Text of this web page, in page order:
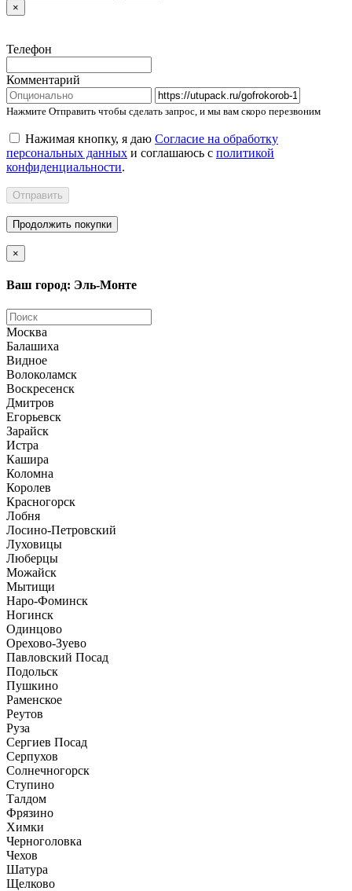
×
Телефон
Комментарий
Нажмите Отправить чтобы сделать запрос, и мы вам скоро перезвоним
Нажимая кнопку, я даю Согласие на обработку
персональных данных и соглашаюсь с политикой
конфиденциальности.
Отправить
Продолжить покупки
×
Ваш город: Эль-Монте
Москва
Балашиха
Видное
Волоколамск
Воскресенск
Дмитров
Егорьевск
Зарайск
Истра
Кашира
Коломна
Королев
Красногорск
Лобня
Лосино-Петровский
Луховицы
Люберцы
Можайск
Мытищи
Наро-Фоминск
Ногинск
Одинцово
Орехово-Зуево
Павловский Посад
Подольск
Пушкино
Раменское
Реутов
Руза
Сергиев Посад
Серпухов
Солнечногорск
Ступино
Талдом
Фрязино
Химки
Черноголовка
Чехов
Шатура
Щелково